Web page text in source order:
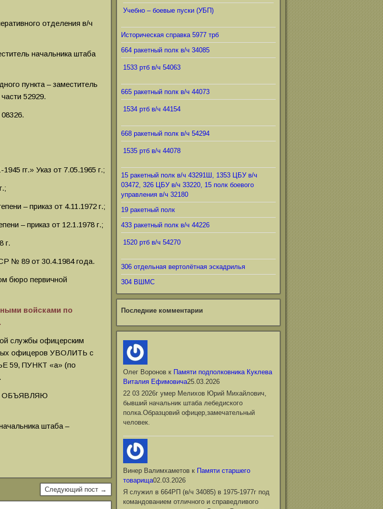
отделения в/ч
начальника штаба
пункта – заместитель
52929.
гг.» Указ от 7.05.1965 г.;
– приказ от 4.11.1972 г.;
– приказ от 12.1.1978 г.;
г.
№ 89 от 30.4.1984 года.
бюро первичной
войсками по
службы офицерским
офицеров УВОЛИТЬ с
59, ПУНКТ «а» (по
ОБЪЯВЛЯЮ
штаба –
Следующий пост →
Учебно – боевые пуски (УБП)
Историческая справка 5977 трб
664 ракетный полк в/ч 34085
1533 ртб в/ч 54063
665 ракетный полк в/ч 44073
1534 ртб в/ч 44154
668 ракетный полк в/ч 54294
1535 ртб в/ч 44078
15 ракетный полк в/ч 43291Ш, 1353 ЦБУ в/ч
03472, 326 ЦБУ в/ч 33220, 15 полк боевого
управления в/ч 32180
19 ракетный полк
433 ракетный полк в/ч 44226
1520 ртб в/ч 54270
306 отдельная вертолётная эскадрилья
304 ВШМС
Последние комментарии
Олег Вороновк Памяти подполковника Куклева
Виталия Ефимовича25.03.2026
22 03 2026г умер Мелихов Юрий Михайлович,
бывший начальник штаба лебедиского
полка.Образцовий офицер,замечательный
человек.
Винер Валимхаметовк Памяти старшего
товарища02.03.2026
Я служил в 664РП (в/ч 34085) в 1975-1977г под
командованием отличного и справедливого